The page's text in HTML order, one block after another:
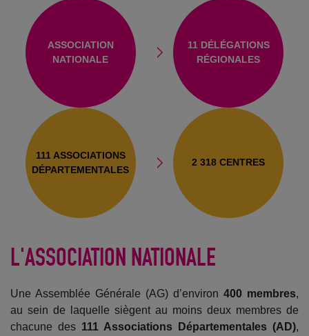
ASSOCIATION
NATIONALE
11 DÉLÉGATIONS
RÉGIONALES
111 ASSOCIATIONS
DÉPARTEMENTALES
2 318 CENTRES
L'ASSOCIATION NATIONALE
Une Assemblée Générale (AG) d’environ400 membres,
au sein de laquelle siègent au moins deux membres de
chacune des 111 Associations Départementales (AD),